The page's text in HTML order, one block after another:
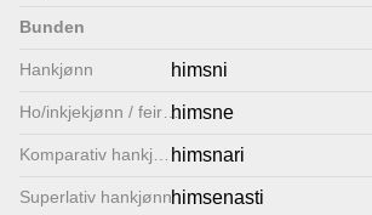
Bunden
Hankjønn himsni
Ho/inkjekjønn / feirtal
himsne
himsnari
Superlativ hankjønnhimsenasti